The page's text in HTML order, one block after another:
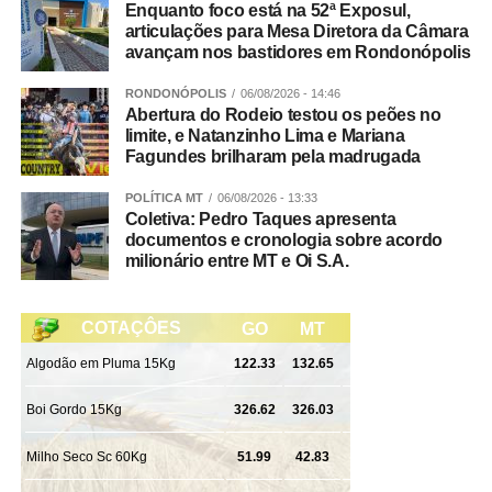
semana (inclusive aos fins de semana), das 6h às 18h.
Veja Mais: Ciclo de capacitação trata sobre
normativa federal que estrutura processos de
contração
Resíduos industriais não são recolhidos de forma alguma
e devem ter uma destinação específica.
Confira aqui como funciona cada coleta:
Tá confundindo as coletas? Estas informações aqui
podem te ajudar:
Coleta de Resíduos Volumosos:
É esta do calendário.
Nesta modalidade, feita, mais ou menos, a cada dois
meses, de acordo com calendário específico, são
retirados itens como eletrodomésticos velhos e
Enquanto foco está na 52ª Exposul,
articulações para Mesa Diretora da Câmara
avançam nos bastidores em Rondonópolis
RONDONÓPOLIS 06/08/2026 - 14:46
Abertura do Rodeio testou os peões no
limite, e Natanzinho Lima e Mariana
Fagundes brilharam pela madrugada
POLÍTICA MT 06/08/2026 - 13:33
Coletiva: Pedro Taques apresenta
documentos e cronologia sobre acordo
milionário entre MT e Oi S.A.